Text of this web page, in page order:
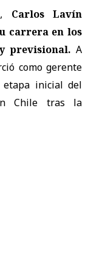
Carlos Lavín
carrera en los
previsional. A
como gerente
etapa inicial del
Chile tras la